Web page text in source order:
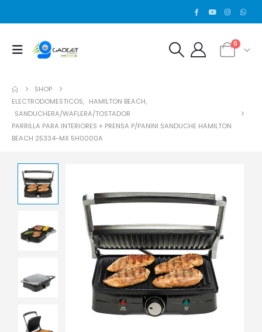
0
SHOP
ELECTRODOMESTICOS, HAMILTON BEACH,
SANDUCHERA/WAFLERA/TOSTADOR
PARRILLA PARA INTERIORES + PRENSA P/PANINI SANDUCHE HAMILTON
BEACH 25334-MX 5H0000A